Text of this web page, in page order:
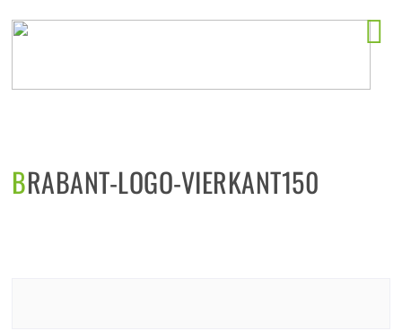
BRABANT-LOGO-VIERKANT150